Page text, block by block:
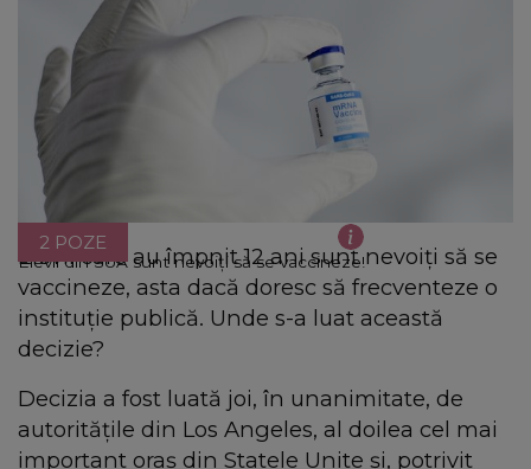
Elevii din SUA sunt nevoiți să se vaccineze!
2 POZE
Elevii care au împnit 12 ani sunt nevoiți să se
vaccineze, asta dacă doresc să frecventeze o
instituție publică. Unde s-a luat această
decizie?
Decizia a fost luată joi, în unanimitate, de
autoritățile din Los Angeles, al doilea cel mai
important oraș din Statele Unite și, potrivit